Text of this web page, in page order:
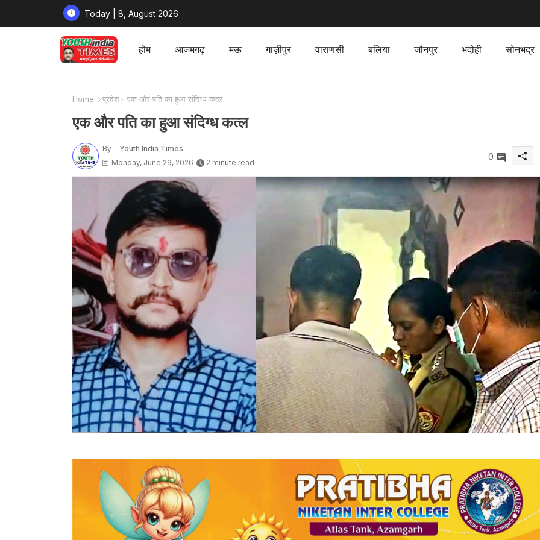
Today | 8, August 2026
होम आजमगढ़ मऊ गाज़ीपुर वाराणसी बलिया जौनपुर भदोही सोनभद्र
Home प्रदेश एक और पति का हुआ संदिग्ध कत्ल
एक और पति का हुआ संदिग्ध कत्ल
By - Youth India Times
Monday, June 29, 2026
2 minute read
0